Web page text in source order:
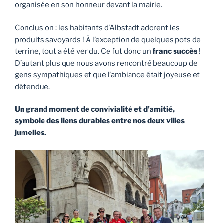
organisée en son honneur devant la mairie.
Conclusion : les habitants d’Albstadt adorent les
produits savoyards ! À l’exception de quelques pots de
terrine, tout a été vendu. Ce fut donc un franc succès !
D’autant plus que nous avons rencontré beaucoup de
gens sympathiques et que l’ambiance était joyeuse et
détendue.
Un grand moment de convivialité et d’amitié,
symbole des liens durables entre nos deux villes
jumelles.